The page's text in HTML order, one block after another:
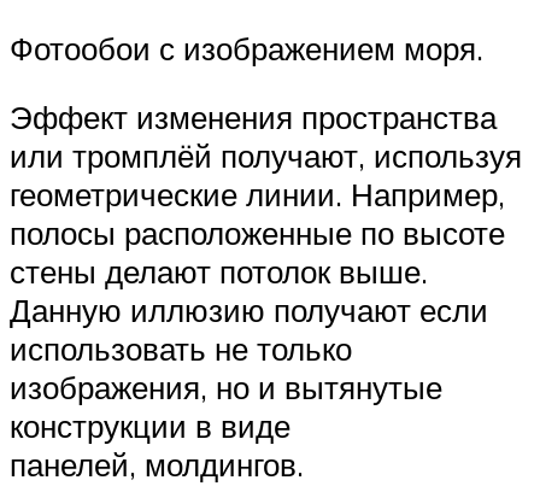
Фотообои с изображением моря.
Эффект изменения пространства
или тромплёй получают, используя
геометрические линии. Например,
полосы расположенные по высоте
стены делают потолок выше.
Данную иллюзию получают если
использовать не только
изображения, но и вытянутые
конструкции в виде
панелей, молдингов.